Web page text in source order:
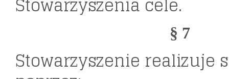
§ 7
Stowarzyszenie realizuje